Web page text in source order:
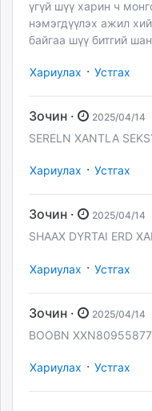
үгүй шүү харин ч
нэмэгдүүлэх ажил
байгаа шүү битгий
Хариулах · Устгах
Зочин · 2025/04/14
SERELN XANTLA
Хариулах · Устгах
Зочин · 2025/04/14
SHAAX DYRTAI ERD
Хариулах · Устгах
Зочин · 2025/04/14
BOOBN
Хариулах · Устгах